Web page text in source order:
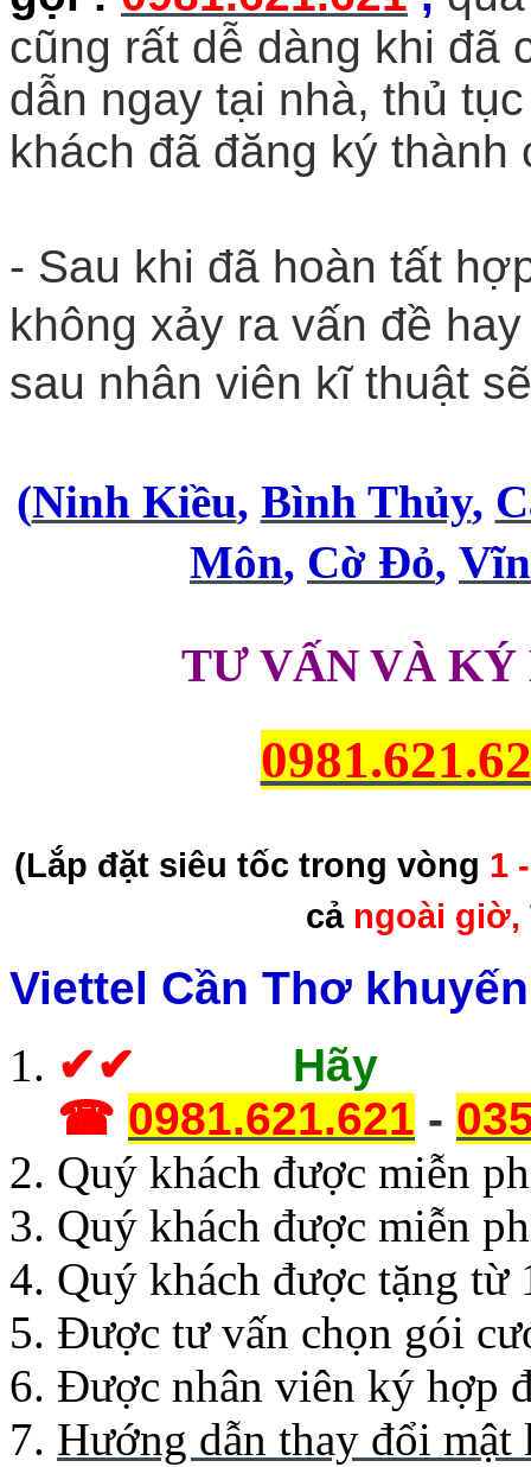
cũng rất dễ dàng khi đã
dẫn ngay tại nhà, thủ
khách đã đăng ký thành
- Sau khi đã hoàn tất
không xảy ra vấn đề
sau nhân viên kĩ thuật
(Ninh Kiều, Bình Thủy,
Môn, Cờ Đỏ,
TƯ VẤN VÀ KÝ
(Lắp đặt siêu tốc trong vòng 1
cả ngoài giờ,
Viettel Cần Thơ
✔✔ Hãy
☎ 0981.621.621 -
Quý khách được miễn
Quý khách được miễn
Quý khách được tặng từ
Được tư vấn chọn gói
Được nhân viên ký hợp
Hướng dẫn thay đổi